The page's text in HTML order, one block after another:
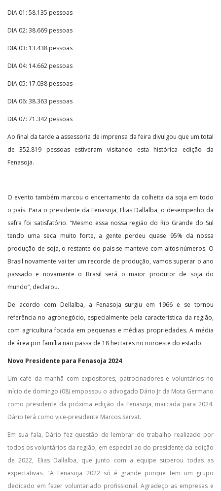
DIA 01: 58.135 pessoas
DIA 02: 38.669 pessoas
DIA 03: 13.438 pessoas
DIA 04: 14.662 pessoas
DIA 05: 17.038 pessoas
DIA 06: 38.363 pessoas
DIA 07: 71.342 pessoas
Ao final da tarde a assessoria de imprensa da feira divulgou que um total
de 352.819 pessoas estiveram visitando esta histórica edição da
Fenasoja.
O evento também marcou o encerramento da colheita da soja em todo
o país. Para o presidente da Fenasoja, Elias Dallalba, o desempenho da
safra foi satisfatório. “Mesmo essa nossa região do Rio Grande do Sul
tendo uma seca muito forte, a gente perdeu quase 95% da nossa
produção de soja, o restante do país se manteve com altos números. O
Brasil novamente vai ter um recorde de produção, vamos superar o ano
passado e novamente o Brasil será o maior produtor de soja do
mundo”, declarou.
De acordo com Dellalba, a Fenasoja surgiu em 1966 e se tornou
referência no agronegócio, especialmente pela característica da região,
com agricultura focada em pequenas e médias propriedades. A média
de área por família não passa de 18 hectares no noroeste do estado.
Novo Presidente para Fenasoja 2024
Um café da manhã com expositores, patrocinadores e voluntários no
início de domingo (08) empossou o advogado Dário Jr da Mota Germano
como presidente da próxima edição da Fenasoja, marcada para 2024.
Dário terá como vice-presidente Marcos Servat.
Em sua fala, Dário fez questão de lembrar do trabalho realizado por
todos os voluntários da região, em especial ao do presidente da edição
de 2022, Elias Dallalba, que junto com a equipe superou todas as
expectativas. "A Fenasoja 2022 só é grande porque tem um grupo
dedicado em fazer voluntariado profissional. Agradeço as empresas e